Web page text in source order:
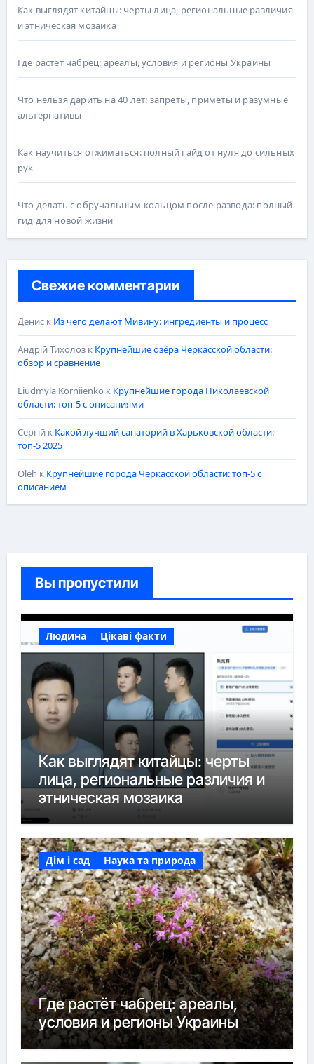
Как выглядят китайцы: черты лица, региональные различия
и этническая мозаика
Где растёт чабрец: ареалы, условия и регионы Украины
Что нельзя дарить на 40 лет: запреты, приметы и разумные
альтернативы
Как научиться отжиматься: полный гайд от нуля до сильных
рук
Что делать с обручальным кольцом после развода: полный
гид для новой жизни
Свежие комментарии
Дениск Из чего делают Мивину: ингредиенты и процесс
Андрій Тихолозк Крупнейшие озёра Черкасской области:
обзор и сравнение
Liudmyla Korniienko к Крупнейшие города Николаевской
области: топ-5 с описаниями
Сергійк Какой лучший санаторий в Харьковской области:
топ-5 2025
Oleh к Крупнейшие города Черкасской области: топ-5 с
описанием
Вы пропустили
Людина Цікаві факти
Как выглядят китайцы: черты
лица, региональные различия и
этническая мозаика
Дім і сад Наука та природа
Где растёт чабрец: ареалы,
условия и регионы Украины